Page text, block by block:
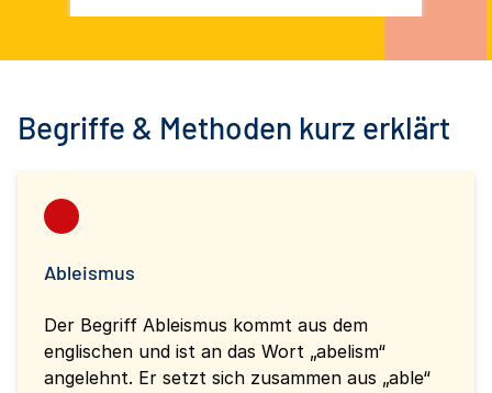
Begriffe & Methoden kurz erklärt
Ableismus
Der Begriff Ableismus kommt aus dem
englischen und ist an das Wort „abelism“
angelehnt. Er setzt sich zusammen aus „able“